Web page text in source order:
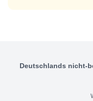
Deutschlands nicht-